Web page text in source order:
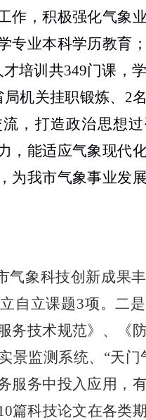
作，积极强化气象
专业本科学历教育
才培训共349门课，
机关挂职锻炼、 2
，打造政治思想
，能适应气象现代
为我市气象事业发
气象科技创新成果
自立课题3项。二
务技术规范》、《
景监测系统、“天门
服务中投入应用，
篇科技论文在各类